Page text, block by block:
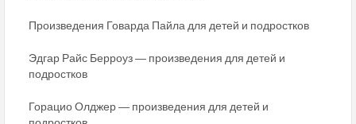
Произведения Говарда Пайла для детей и подростков
Эдгар Райс Берроуз ― произведения для детей и
подростков
Горацио Олджер ― произведения для детей и